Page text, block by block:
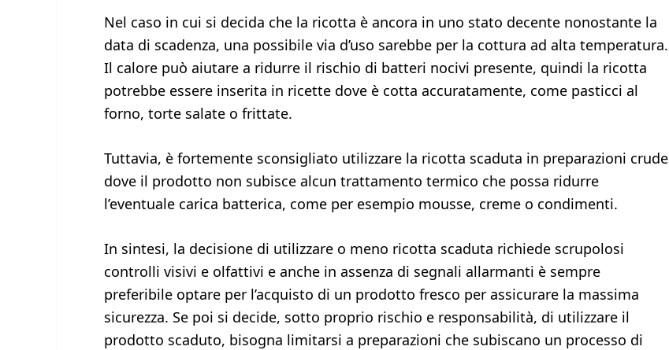
Nel caso in cui si decida che la ricotta è ancora in uno stato decente nonostante la
data di scadenza, una possibile via d’uso sarebbe per la cottura ad alta temperatura.
Il calore può aiutare a ridurre il rischio di batteri nocivi presente, quindi la ricotta
potrebbe essere inserita in ricette dove è cotta accuratamente, come pasticci al
forno, torte salate o frittate.
Tuttavia, è fortemente sconsigliato utilizzare la ricotta scaduta in preparazioni crude
dove il prodotto non subisce alcun trattamento termico che possa ridurre
l’eventuale carica batterica, come per esempio mousse, creme o condimenti.
In sintesi, la decisione di utilizzare o meno ricotta scaduta richiede scrupolosi
controlli visivi e olfattivi e anche in assenza di segnali allarmanti è sempre
preferibile optare per l’acquisto di un prodotto fresco per assicurare la massima
sicurezza. Se poi si decide, sotto proprio rischio e responsabilità, di utilizzare il
prodotto scaduto, bisogna limitarsi a preparazioni che subiscano un processo di